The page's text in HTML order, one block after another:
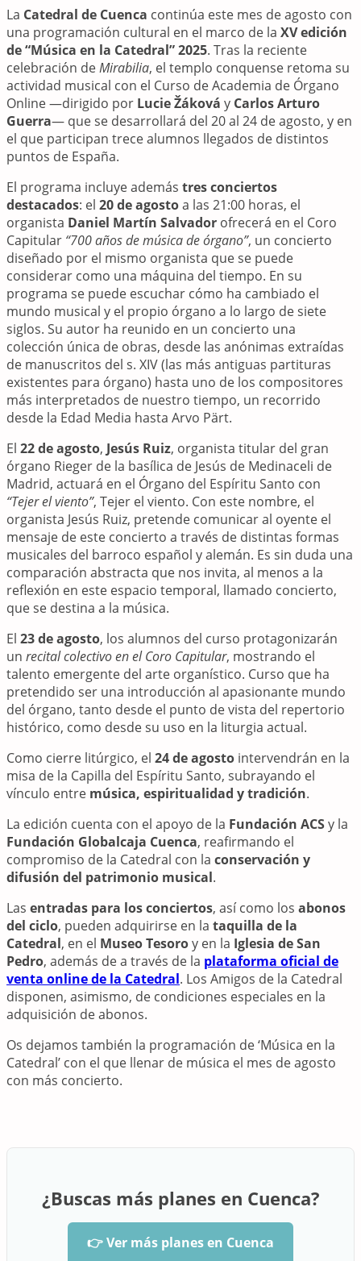
La Catedral de Cuenca continúa este mes de agosto con
una programación cultural en el marco de la XV edición
de “Música en la Catedral” 2025. Tras la reciente
celebración deMirabilia, el templo conquense retoma su
actividad musical con el Curso de Academia de Órgano
Online —dirigido por Lucie Žáková y Carlos Arturo
Guerra— que se desarrollará del 20 al 24 de agosto, y en
el que participan trece alumnos llegados de distintos
puntos de España.
El programa incluye además tres conciertos
destacados: el 20 de agostoa las 21:00 horas, el
organista Daniel Martín Salvador ofrecerá en el Coro
Capitular “700 años de música de órgano”, un concierto
diseñado por el mismo organista que se puede
considerar como una máquina del tiempo. En su
programa se puede escuchar cómo ha cambiado el
mundo musical y el propio órgano a lo largo de siete
siglos. Su autor ha reunido en un concierto una
colección única de obras, desde las anónimas extraídas
de manuscritos del s. XIV (las más antiguas partituras
existentes para órgano) hasta uno de los compositores
más interpretados de nuestro tiempo, un recorrido
desde la Edad Media hasta Arvo Pärt.
El 22 de agosto, Jesús Ruiz, organista titular del gran
órgano Rieger de la basílica de Jesús de Medinaceli de
Madrid, actuará en el Órgano del Espíritu Santo con
“Tejer el viento”, Tejer el viento. Con este nombre, el
organista Jesús Ruiz, pretende comunicar al oyente el
mensaje de este concierto a través de distintas formas
musicales del barroco español y alemán. Es sin duda una
comparación abstracta que nos invita, al menos a la
reflexión en este espacio temporal, llamado concierto,
que se destina a la música.
El 23 de agosto, los alumnos del curso protagonizarán
un recital colectivo en el Coro Capitular, mostrando el
talento emergente del arte organístico. Curso que ha
pretendido ser una introducción al apasionante mundo
del órgano, tanto desde el punto de vista del repertorio
histórico, como desde su uso en la liturgia actual.
Como cierre litúrgico, el 24 de agosto intervendrán en la
misa de la Capilla del Espíritu Santo, subrayando el
vínculo entre música, espiritualidad y tradición.
La edición cuenta con el apoyo de la Fundación ACSy la
Fundación Globalcaja Cuenca, reafirmando el
compromiso de la Catedral con la conservación y
difusión del patrimonio musical.
Las entradas para los conciertos, así como los abonos
del ciclo, pueden adquirirse en la taquilla de la
Catedral, en el Museo Tesoroy en la Iglesia de San
Pedro, además de a través de la plataforma oficial de
venta online de la Catedral. Los Amigos de la Catedral
disponen, asimismo, de condiciones especiales en la
adquisición de abonos.
Os dejamos también la programación de ‘Música en la
Catedral’ con el que llenar de música el mes de agosto
con más concierto.
¿Buscas más planes en Cuenca?
👉 Ver más planes en Cuenca